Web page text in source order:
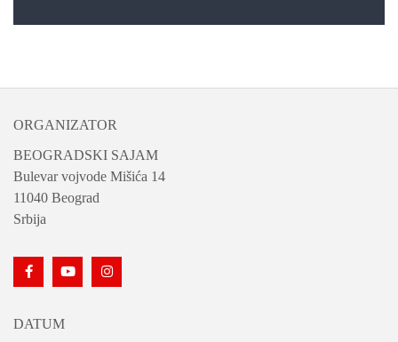
ORGANIZATOR
BEOGRADSKI SAJAM
Bulevar vojvode Mišića 14
11040 Beograd
Srbija
DATUM